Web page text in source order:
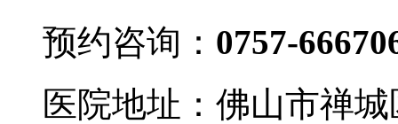
预约咨询： 0757-
医院地址：佛山市禅